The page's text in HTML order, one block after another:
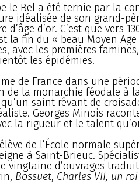
le Bel a été ternie par la
idéalisée de son grand-
d’or. C’est que vers
la fin du « beau Moyen
avec les premières
les épidémies.
de France dans une
de la monarchie féodale à
saint rêvant de
Georges Minois
la rigueur et le talent
de l’École normale
à Saint-Brieuc.
vingtaine d’ouvrages
Bossuet, Charles VII, un